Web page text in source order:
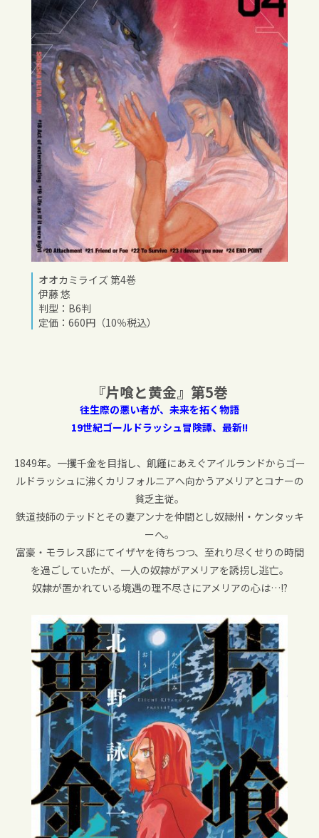
オオカミライズ 第4巻
伊藤 悠
判型：B6判
定価：660円（10％税込）
『片喰と黄金』第5巻
往生際の悪い者が、未来を拓く物語
19世紀ゴールドラッシュ冒険譚、最新!!
1849年。一攫千金を目指し、飢饉にあえぐアイルランドからゴー
ルドラッシュに沸くカリフォルニアへ向かうアメリアとコナーの
貧乏主従。
鉄道技師のテッドとその妻アンナを仲間とし奴隷州・ケンタッキ
ーへ。
富豪・モラレス邸にてイザヤを待ちつつ、至れり尽くせりの時間
を過ごしていたが、一人の奴隷がアメリアを誘拐し逃亡。
奴隷が置かれている境遇の理不尽さにアメリアの心は…!?